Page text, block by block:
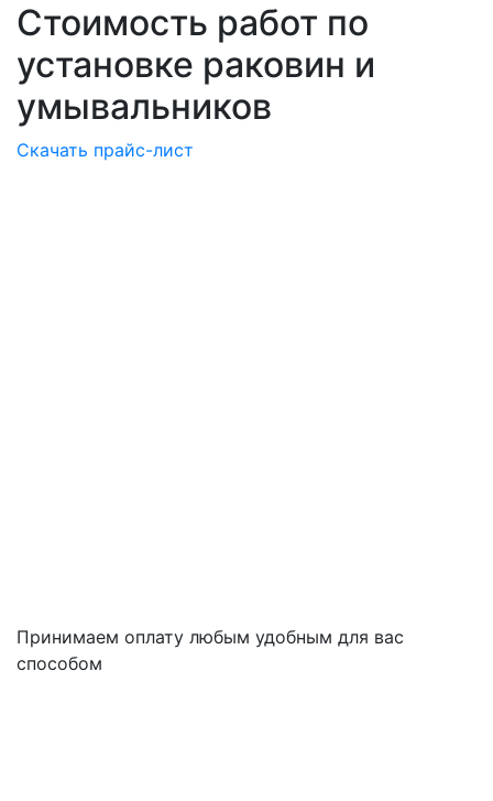
Стоимость работ по
установке раковин и
умывальников
Скачать прайс-лист
Принимаем оплату любым удобным для вас
способом